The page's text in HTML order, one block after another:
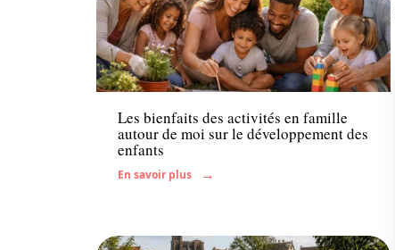
Famille
Les bienfaits des activités en famille
autour de moi sur le développement des
enfants
En savoir plus